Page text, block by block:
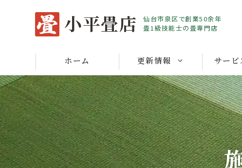
小平畳店
仙台市泉区で創業50余年
畳1級技能士の畳専門店
ホーム 更新情報 サービ